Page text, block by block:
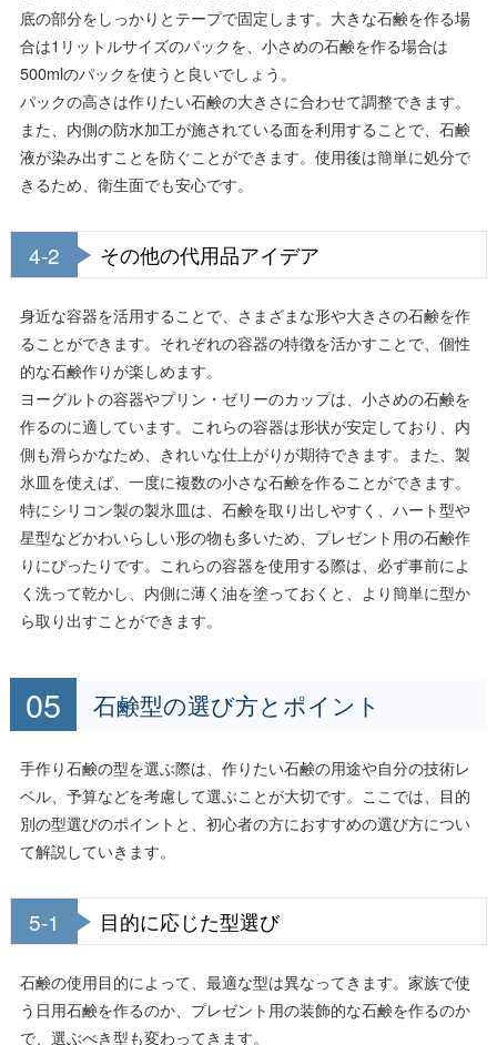
底の部分をしっかりとテープで固定します。大きな石鹸を作る場
合は1リットルサイズのパックを、小さめの石鹸を作る場合は
500mlのパックを使うと良いでしょう。
パックの高さは作りたい石鹸の大きさに合わせて調整できます。
また、内側の防水加工が施されている面を利用することで、石鹸
液が染み出すことを防ぐことができます。使用後は簡単に処分で
きるため、衛生面でも安心です。
4-2 その他の代用品アイデア
身近な容器を活用することで、さまざまな形や大きさの石鹸を作
ることができます。それぞれの容器の特徴を活かすことで、個性
的な石鹸作りが楽しめます。
ヨーグルトの容器やプリン・ゼリーのカップは、小さめの石鹸を
作るのに適しています。これらの容器は形状が安定しており、内
側も滑らかなため、きれいな仕上がりが期待できます。また、製
氷皿を使えば、一度に複数の小さな石鹸を作ることができます。
特にシリコン製の製氷皿は、石鹸を取り出しやすく、ハート型や
星型などかわいらしい形の物も多いため、プレゼント用の石鹸作
りにぴったりです。これらの容器を使用する際は、必ず事前によ
く洗って乾かし、内側に薄く油を塗っておくと、より簡単に型か
ら取り出すことができます。
石鹸型の選び方とポイント
手作り石鹸の型を選ぶ際は、作りたい石鹸の用途や自分の技術レ
ベル、予算などを考慮して選ぶことが大切です。ここでは、目的
別の型選びのポイントと、初心者の方におすすめの選び方につい
て解説していきます。
5-1 目的に応じた型選び
石鹸の使用目的によって、最適な型は異なってきます。家族で使
う日用石鹸を作るのか、プレゼント用の装飾的な石鹸を作るのか
で、選ぶべき型も変わってきます。